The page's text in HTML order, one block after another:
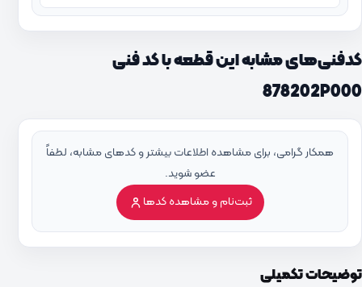
کدفنی‌های مشابه این قطعه با کد فنی
878202P000
همکار گرامی، برای مشاهده اطلاعات بیشتر و کدهای مشابه، لطفاً
عضو شوید.
ثبت‌نام و مشاهده کدها
توضیحات تکمیلی